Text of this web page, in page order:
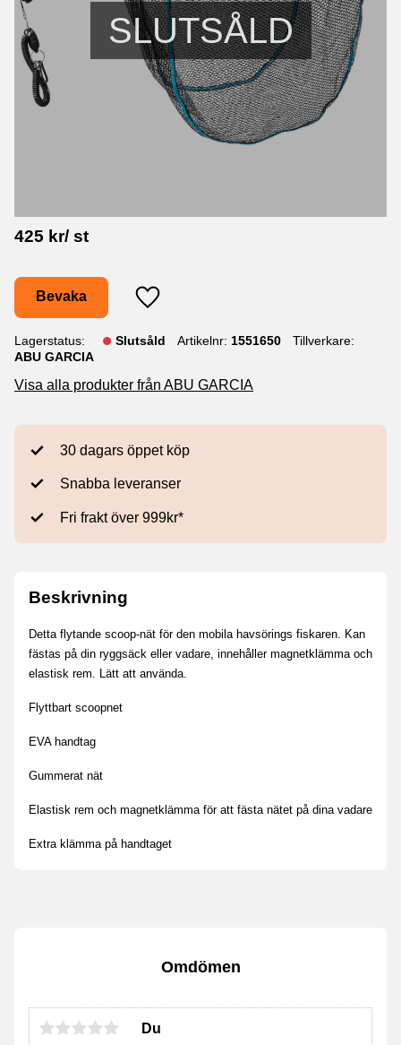
SLUTSÅLD
425 kr/ st
Lägg till i favoriter
Bevaka
Lagerstatus Slutsåld Artikelnr 1551650
Tillverkare
ABU GARCIA
Visa alla produkter från ABU GARCIA
30 dagars öppet köp
Snabba leveranser
Fri frakt över 999kr*
Beskrivning
Detta flytande scoop-nät för den mobila havsörings fiskaren. Kan
fästas på din ryggsäck eller vadare, innehåller magnetklämma och
elastisk rem. Lätt att använda.
Flyttbart scoopnet
EVA handtag
Gummerat nät
Elastisk rem och magnetklämma för att fästa nätet på dina vadare
Extra klämma på handtaget
Omdömen
Du